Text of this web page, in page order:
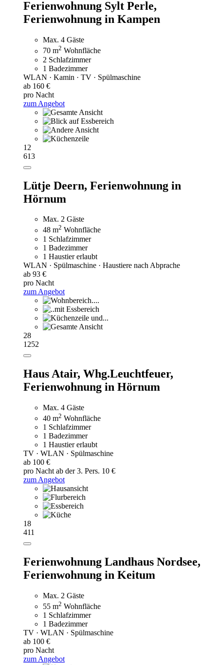
Ferienwohnung Sylt Perle,
Ferienwohnung in Kampen
Max. 4 Gäste
70 m2 Wohnfläche
2 Schlafzimmer
1 Badezimmer
WLAN · Kamin · TV · Spülmaschine
ab 160 €
pro Nacht
zum Angebot
12
613
Lütje Deern, Ferienwohnung in
Hörnum
Max. 2 Gäste
48 m2 Wohnfläche
1 Schlafzimmer
1 Badezimmer
1 Haustier erlaubt
WLAN · Spülmaschine · Haustiere nach Abprache
ab 93 €
pro Nacht
zum Angebot
28
1252
Haus Atair, Whg.Leuchtfeuer,
Ferienwohnung in Hörnum
Max. 4 Gäste
40 m2 Wohnfläche
1 Schlafzimmer
1 Badezimmer
1 Haustier erlaubt
TV · WLAN · Spülmaschine
ab 100 €
pro Nacht ab der 3. Pers. 10 €
zum Angebot
18
411
Ferienwohnung Landhaus Nordsee,
Ferienwohnung in Keitum
Max. 2 Gäste
55 m2 Wohnfläche
1 Schlafzimmer
1 Badezimmer
TV · WLAN · Spülmaschine
ab 100 €
pro Nacht
zum Angebot